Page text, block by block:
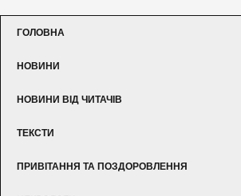
ГОЛОВНА
НОВИНИ
НОВИНИ ВІД ЧИТАЧІВ
ТЕКСТИ
ПРИВІТАННЯ ТА ПОЗДОРОВЛЕННЯ